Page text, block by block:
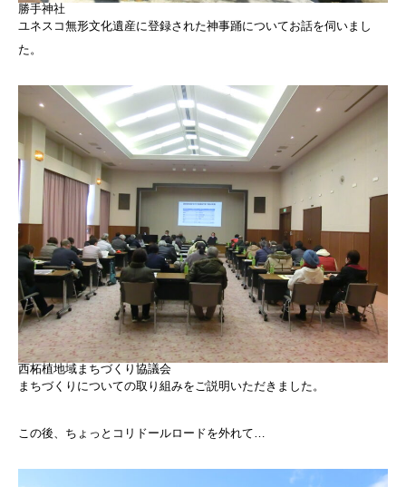
勝手神社
ユネスコ無形文化遺産に登録された神事踊についてお話を伺いまし
た。
西柘植地域まちづくり協議会
まちづくりについての取り組みをご説明いただきました。
この後、ちょっとコリドールロードを外れて…